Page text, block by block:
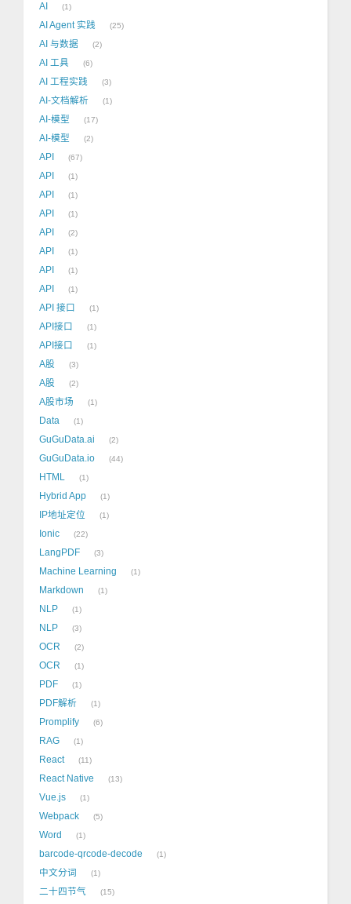
AI 1
AI Agent 实践 25
AI 与数据 2
AI 工具 6
AI 工程实践 3
AI-文档解析 1
AI-模型 17
AI-模型 2
API 67
API 1
API 1
API 1
API 2
API 1
API 1
API 1
API 接口 1
API接口 1
API接口 1
A股 3
A股 2
A股市场 1
Data 1
GuGuData.ai 2
GuGuData.io 44
HTML 1
Hybrid App 1
IP地址定位 1
Ionic 22
LangPDF 3
Machine Learning 1
Markdown 1
NLP 1
NLP 3
OCR 2
OCR 1
PDF 1
PDF解析 1
Promplify 6
RAG 1
React 11
React Native 13
Vue.js 1
Webpack 5
Word 1
barcode-qrcode-decode 1
中文分词 1
二十四节气 15